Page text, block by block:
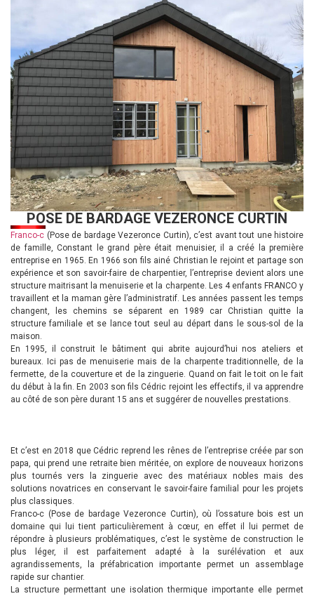
POSE DE BARDAGE VEZERONCE CURTIN
Franco-c (Pose de bardage Vezeronce Curtin), c’est avant tout une histoire
de famille, Constant le grand père était menuisier, il a créé la première
entreprise en 1965. En 1966 son fils ainé Christian le rejoint et partage son
expérience et son savoir-faire de charpentier, l’entreprise devient alors une
structure maitrisant la menuiserie et la charpente. Les 4 enfants FRANCO y
travaillent et la maman gère l’administratif. Les années passent les temps
changent, les chemins se séparent en 1989 car Christian quitte la
structure familiale et se lance tout seul au départ dans le sous-sol de la
maison.
En 1995, il construit le bâtiment qui abrite aujourd’hui nos ateliers et
bureaux. Ici pas de menuiserie mais de la charpente traditionnelle, de la
fermette, de la couverture et de la zinguerie. Quand on fait le toit on le fait
du début à la fin. En 2003 son fils Cédric rejoint les effectifs, il va apprendre
au côté de son père durant 15 ans et suggérer de nouvelles prestations.
Et c’est en 2018 que Cédric reprend les rênes de l’entreprise créée par son
papa, qui prend une retraite bien méritée, on explore de nouveaux horizons
plus tournés vers la zinguerie avec des matériaux nobles mais des
solutions novatrices en conservant le savoir-faire familial pour les projets
plus classiques.
Franco-c (Pose de bardage Vezeronce Curtin), où l’ossature bois est un
domaine qui lui tient particulièrement à cœur, en effet il lui permet de
répondre à plusieurs problématiques, c’est le système de construction le
plus léger, il est parfaitement adapté à la surélévation et aux
agrandissements, la préfabrication importante permet un assemblage
rapide sur chantier.
La structure permettant une isolation thermique importante elle permet